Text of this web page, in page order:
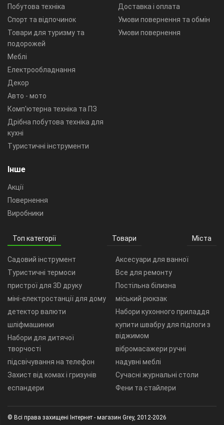
Побутова техніка
Спорт та відпочинок
Товари для туризму та
подорожей
Меблі
Електрообладнання
Декор
Авто - мото
Комп'ютерна техніка та ПЗ
Дрібна побутова техніка для
кухні
Туристичні інструменти
Доставка і оплата
Умови повернення та обмін
Умови повернення
Інше
Акції
Повернення
Виробники
Топ категорії Товари Міста
Садовий інструмент
Туристичні термоси
пристрої для 3D друку
міні-електростанції для дому
детектор валюти
шліфмашинки
Набори для дитячої
творчості
підсвічування на телефон
Захист від комах і гризунів
еспандери
Аксесуари для ванної
Все для ремонту
Постільна білизна
міський рюкзак
Набори кухонного приладдя
купити швабру для підлоги з
віджимом
вібромасажери ручні
надувні меблі
Сучасні журнальні столи
Фени та стайлери
© Всі права захищені Інтернет - магазин Grey, 2012-2026